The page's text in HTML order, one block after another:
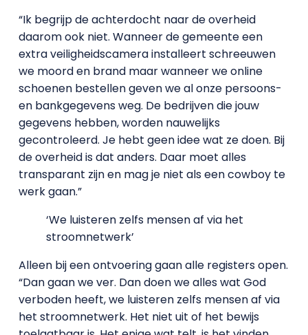
“Ik begrijp de achterdocht naar de overheid
daarom ook niet. Wanneer de gemeente een
extra veiligheidscamera installeert schreeuwen
we moord en brand maar wanneer we online
schoenen bestellen geven we al onze persoons-
en bankgegevens weg. De bedrijven die jouw
gegevens hebben, worden nauwelijks
gecontroleerd. Je hebt geen idee wat ze doen. Bij
de overheid is dat anders. Daar moet alles
transparant zijn en mag je niet als een cowboy te
werk gaan.”
‘We luisteren zelfs mensen af via het
stroomnetwerk’
Alleen bij een ontvoering gaan alle registers open.
“Dan gaan we ver. Dan doen we alles wat God
verboden heeft, we luisteren zelfs mensen af via
het stroomnetwerk. Het niet uit of het bewijs